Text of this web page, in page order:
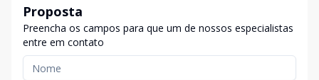
Proposta
Preencha os campos para que um de nossos especialistas
entre em contato